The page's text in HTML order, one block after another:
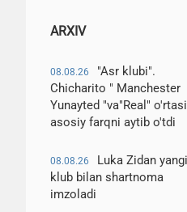
ARXIV
08.08.26
"Asr klubi".
Chicharito " Manchester
Yunayted "va"Real"
asosiy farqni aytib o'tdi
08.08.26
Luka Zidan yangi
klub bilan shartnoma
imzoladi